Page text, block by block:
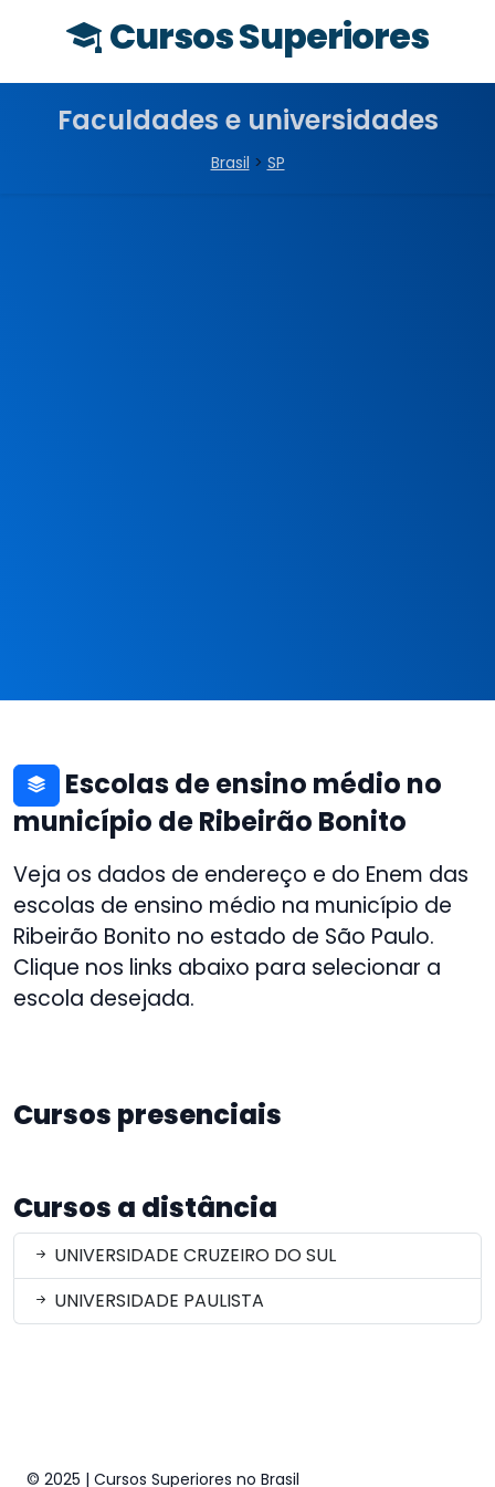
Cursos Superiores
Faculdades e universidades
Brasil > SP
Escolas de ensino médio no
município de Ribeirão Bonito
Veja os dados de endereço e do Enem das
escolas de ensino médio na município de
Ribeirão Bonito no estado de São Paulo.
Clique nos links abaixo para selecionar a
escola desejada.
Cursos presenciais
Cursos a distância
UNIVERSIDADE CRUZEIRO DO SUL
UNIVERSIDADE PAULISTA
© 2025 | Cursos Superiores no Brasil